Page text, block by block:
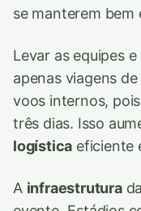
se manterem bem
Levar as equipes
apenas viagens
voos internos,
três dias. Isso
logística eficiente
A infraestrutura